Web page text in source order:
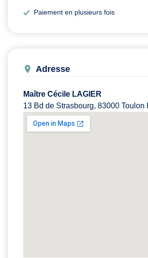
Paiement en plusieurs fois
Adresse
Maître Cécile LAGIER
13 Bd de Strasbourg, 83000 Toulon